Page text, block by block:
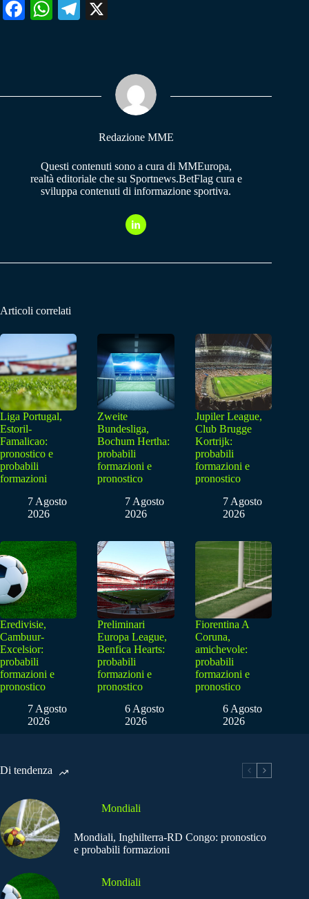
Fa W
pp
Te
m
Redazione MME
Questi contenuti sono a cura di MMEuropa,
realtà editoriale che su Sportnews.BetFlag cura e
sviluppa contenuti di informazione sportiva.
Articoli correlati
Liga Portugal,
Estoril-
Famalicao:
pronostico e
probabili
formazioni
7 Agosto
2026
Zweite
Bundesliga,
Bochum Hertha:
probabili
formazioni e
pronostico
7 Agosto
2026
Jupiler League,
Club Brugge
Kortrijk:
probabili
formazioni e
pronostico
7 Agosto
2026
Eredivisie,
Cambuur-
Excelsior:
probabili
formazioni e
pronostico
7 Agosto
2026
Preliminari
Europa League,
Benfica Hearts:
probabili
formazioni e
pronostico
6 Agosto
2026
Fiorentina A
Coruna,
amichevole:
probabili
formazioni e
pronostico
6 Agosto
2026
Di tendenza
Mondiali
Mondiali, Inghilterra-RD Congo: pronostico
e probabili formazioni
Mondiali